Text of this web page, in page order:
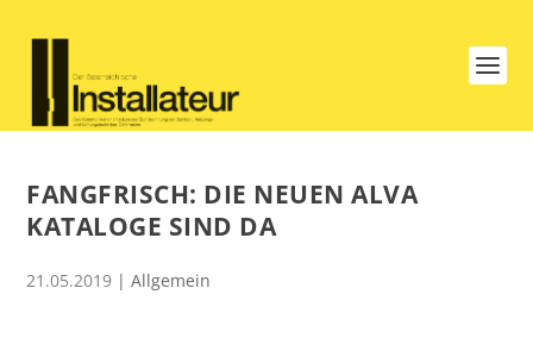
FANGFRISCH: DIE NEUEN ALVA
KATALOGE SIND DA
21.05.2019 | Allgemein